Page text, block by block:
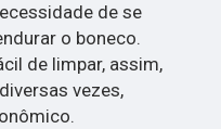
de se
o boneco.
de limpar, assim,
vezes,